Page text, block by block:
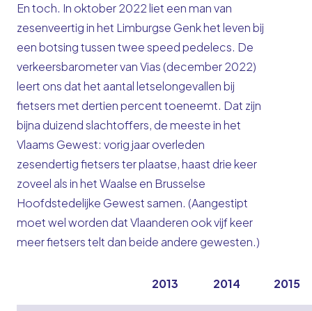
En toch. In oktober 2022 liet een man van
zesenveertig in het Limburgse Genk het leven bij
een botsing tussen twee speed pedelecs. De
verkeersbarometer van Vias (december 2022)
leert ons dat het aantal letselongevallen bij
fietsers met dertien percent toeneemt. Dat zijn
bijna duizend slachtoffers, de meeste in het
Vlaams Gewest: vorig jaar overleden
zesendertig fietsers ter plaatse, haast drie keer
zoveel als in het Waalse en Brusselse
Hoofdstedelijke Gewest samen. (Aangestipt
moet wel worden dat Vlaanderen ook vijf keer
meer fietsers telt dan beide andere gewesten.)
2013 2014 2015